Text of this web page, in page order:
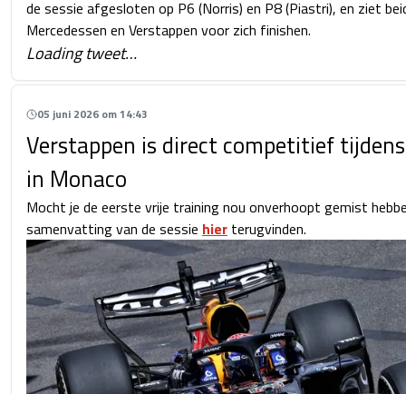
de sessie afgesloten op P6 (Norris) en P8 (Piastri), en ziet
Mercedessen en Verstappen voor zich finishen.
Loading tweet…
05 juni 2026 om 14:43
Verstappen is direct competitief
in Monaco
Mocht je de eerste vrije training nou onverhoopt gemist
samenvatting van de sessie hier terugvinden.